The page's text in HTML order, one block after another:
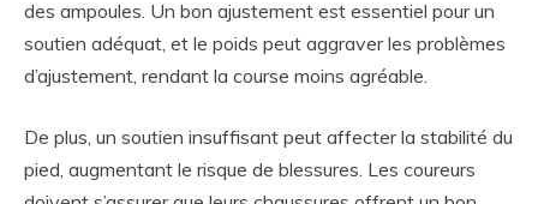
des ampoules. Un bon ajustement est essentiel pour un
soutien adéquat, et le poids peut aggraver les problèmes
d’ajustement, rendant la course moins agréable.
De plus, un soutien insuffisant peut affecter la stabilité du
pied, augmentant le risque de blessures. Les coureurs